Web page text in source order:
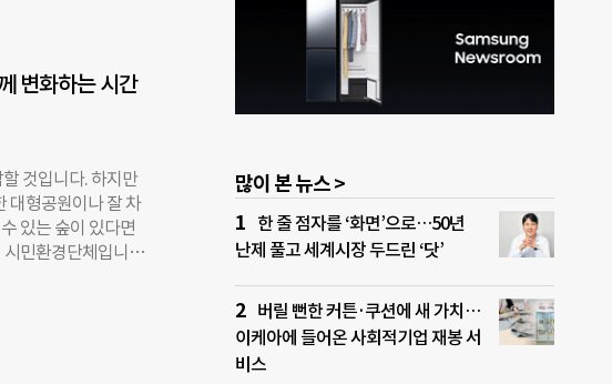
등학교 4학년 때부
추겼다. “첫 가출
니다. 미래 세대인
영하고 있다. 지
의 수료식이 열렸
양한 생활밀착형 정
동기 설치 구역 확
내 안전시스템 개
다. 왜 하필 생활정
변화하는 시간
것입니다. 하지만
대형공원이나 잘 차
있는 숲이 있다면
민환경단체입니
많이 본 뉴스 >
한 줄 점자를 ‘화면’으로…50년
난제 풀고 세계시장 두드린 ‘닷’
버릴 뻔한 커튼·쿠션에 새 가치…
이케아에 들어온 사회적기업 재봉 서
비스